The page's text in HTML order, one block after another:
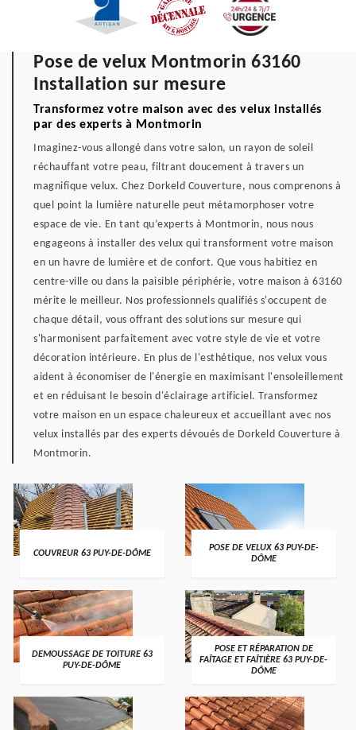
Pose de velux Montmorin 63160
Installation sur mesure
Transformez votre maison avec des velux installés
par des experts à Montmorin
Imaginez-vous allongé dans votre salon, un rayon de soleil
réchauffant votre peau, filtrant doucement à travers un
magnifique velux. Chez Dorkeld Couverture, nous comprenons à
quel point la lumière naturelle peut métamorphoser votre
espace de vie. En tant qu’experts à Montmorin, nous nous
engageons à installer des velux qui transforment votre maison
en un havre de lumière et de confort. Que vous habitiez en
centre-ville ou dans la paisible périphérie, votre maison à 63160
mérite le meilleur. Nos professionnels qualifiés s'occupent de
chaque détail, vous offrant des solutions sur mesure qui
s'harmonisent parfaitement avec votre style de vie et votre
décoration intérieure. En plus de l'esthétique, nos velux vous
aident à économiser de l'énergie en maximisant l'ensoleillement
et en réduisant le besoin d'éclairage artificiel. Transformez
votre maison en un espace chaleureux et accueillant avec nos
velux installés par des experts dévoués de Dorkeld Couverture à
Montmorin.
COUVREUR 63 PUY-DE-DÔME
POSE DE VELUX 63 PUY-DE-
DÔME
DEMOUSSAGE DE TOITURE 63
PUY-DE-DÔME
POSE ET RÉPARATION DE
FAÎTAGE ET FAÎTIÈRE 63 PUY-DE-
DÔME